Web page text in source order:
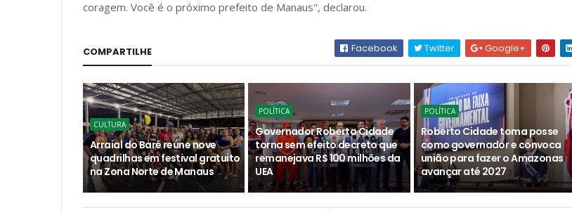
coragem. Você é o próximo prefeito de Manaus", declarou.
COMPARTILHE Facebook Twitter Google+
CULTURA
Arraial do Baré reúne nove
quadrilhas em festival gratuito
na Zona Norte de Manaus
POLÍTICA
Governador Roberto Cidade
torna sem efeito decreto que
remanejava R$ 100 milhões da
UEA
POLÍTICA
Roberto Cidade toma posse
como governador e convoca
união para fazer o Amazonas
avançar até 2027